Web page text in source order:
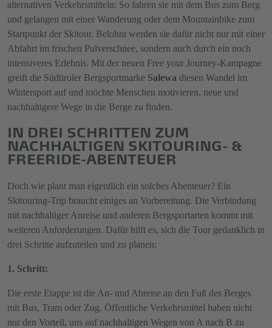
alternativen Verkehrsmitteln: So fahren sie mit dem Bus zum Berg
und gelangen mit einer Wanderung oder dem Mountainbike zum
Startpunkt der Skitour. Belohnt werden sie dafür nicht nur mit einer
Abfahrt im frischen Pulverschnee, sondern auch durch ein noch
intensiveres Erlebnis. Mit der neuen Free your Journey-Kampagne
greift die Südtiroler Bergsportmarke Salewa diesen Wandel im
Wintersport auf und möchte Menschen motivieren, neue und
nachhaltigere Wege in die Berge zu finden.
IN DREI SCHRITTEN ZUM
NACHHALTIGEN SKITOURING- &
FREERIDE-ABENTEUER
Doch wie plant man eigentlich ein solches Abenteuer? Ein
Skitouring-Trip braucht einiges an Vorbereitung. Die Verbindung
mit nachhaltiger Anreise und anderen Bergsportarten kommt mit
weiteren Anforderungen. Dafür hilft es, sich die Tour gedanklich in
drei Schritte aufzuteilen und zu planen:
1. Schritt:
Die erste Etappe ist die An- und Abreise an den Fuß des Berges
mit Bus, Tram oder Zug. Öffentliche Verkehrsmittel haben nicht
nur den Vorteil, uns auf nachhaltigen Wegen von A nach B zu